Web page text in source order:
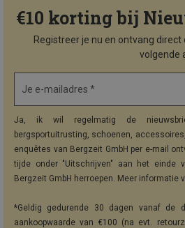
€10 korting bij
Registreer je nu en ontvang
volgende
Je e-mailadres *
Ja, ik wil regelmatig de
bergsportuitrusting, schoenen,
enquêtes van Bergzeit GmbH per e-mail
tijde onder "Uitschrijven" aan het einde
Bergzeit GmbH herroepen. Meer informatie
*Geldig gedurende 30 dagen vanaf de
aankoopwaarde van €100 (na evt.